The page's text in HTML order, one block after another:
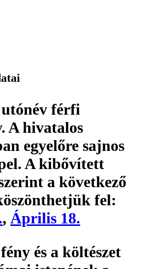
férfi
. A hivatalos
egyelőre sajnos
A kibővített
a következő
fel:
, Április 18.
fény és a költészet